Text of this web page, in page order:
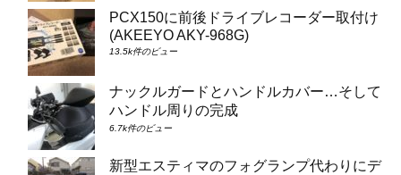
PCX150に前後ドライブレコーダー取付け
(AKEEYO AKY-968G)
13.5k件のビュー
ナックルガードとハンドルカバー…そして
ハンドル周りの完成
6.7k件のビュー
新型エスティマのフォグランプ代わりにデ